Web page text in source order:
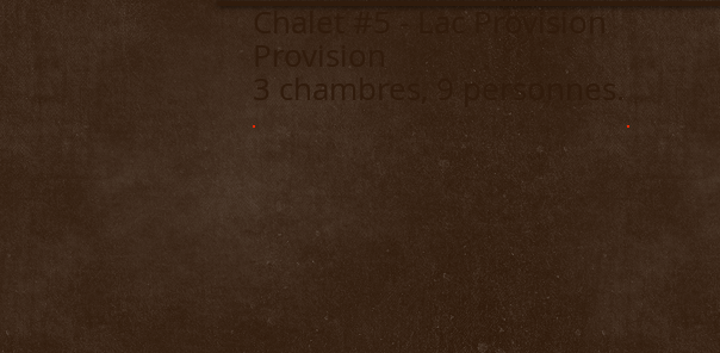
Chalet #5 - Lac
Provision
3 chambres, 9 personnes.